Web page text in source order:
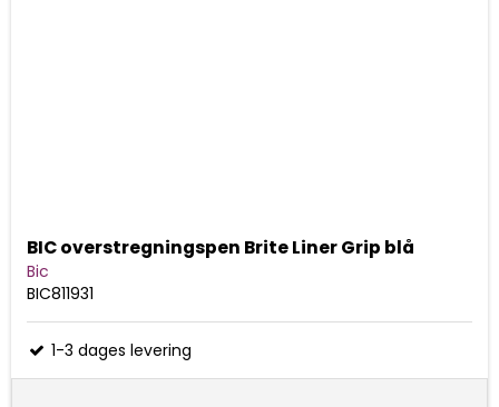
BIC overstregningspen Brite Liner Grip blå
Bic
BIC811931
1-3 dages levering